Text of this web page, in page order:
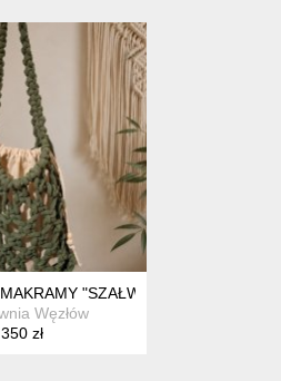
| RĘKODZIEŁO | PRACOWNIA
"SZAŁWIA" – RĘCZNIE
Węzłów
350 zł